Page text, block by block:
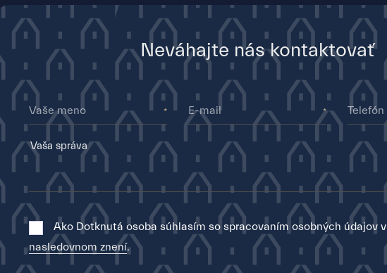
Neváhajte nás kontaktovať
Vaše meno E-mail Telefón
Ako Dotknutá osoba súhlasím so spracovaním osobných údajov v
nasledovnom znení.